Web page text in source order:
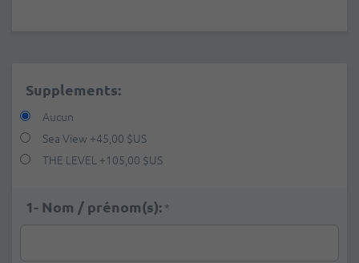
Supplements:
Aucun
Sea View +45,00 $US
THE LEVEL +105,00 $US
1- Nom / prénom(s): *